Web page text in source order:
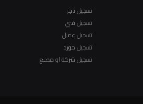
تسجيل تاجر
تسجيل فني
تسجيل عميل
تسجيل مورد
تسجيل شركة او مصنع